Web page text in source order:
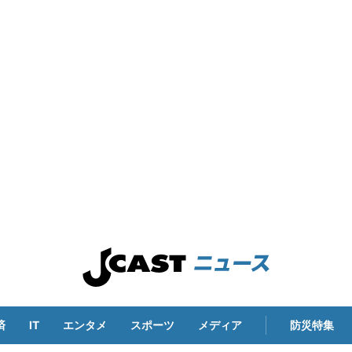
IT エンタメ スポーツ メディア 防災特集